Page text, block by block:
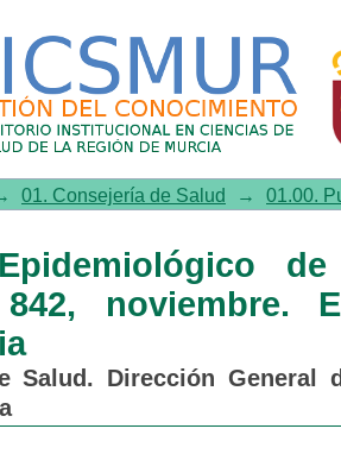
de
de declaración
01. Consejería de Salud → 01.00.
noviembre.
Salud. Dirección